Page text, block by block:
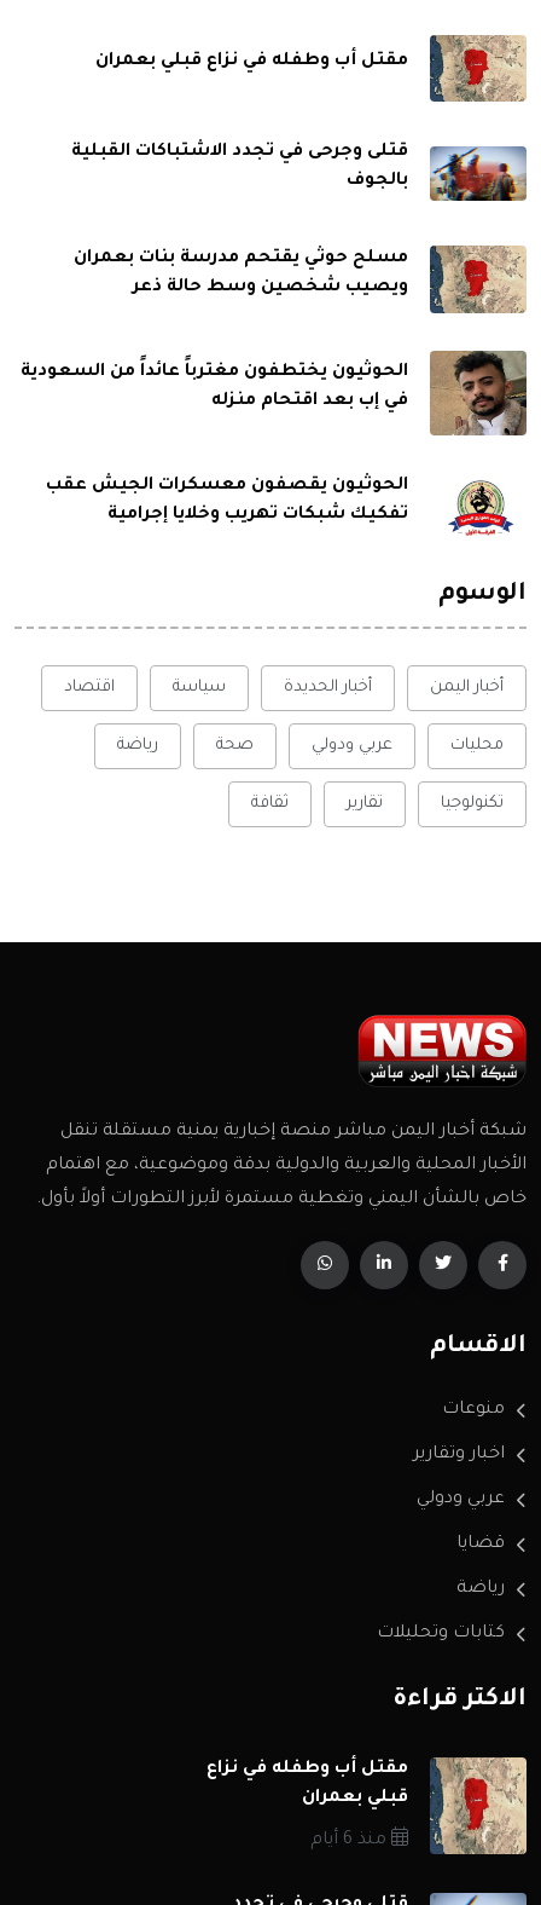
مقتل أب وطفله في نزاع قبلي بعمران
قتلى وجرحى في تجدد الاشتباكات القبلية
بالجوف
مسلح حوثي يقتحم مدرسة بنات بعمران
ويصيب شخصين وسط حالة ذعر
الحوثيون يختطفون مغترباً عائداً من السعودية
في إب بعد اقتحام منزله
الحوثيون يقصفون معسكرات الجيش عقب
تفكيك شبكات تهريب وخلايا إجرامية
الوسوم
أخبار اليمن أخبار الحديدة سياسة اقتصاد
محليات عربي ودولي صحة رياضة
تكنولوجيا تقارير ثقافة
شبكة أخبار اليمن مباشر منصة إخبارية يمنية مستقلة تنقل
الأخبار المحلية والعربية والدولية بدقة وموضوعية، مع اهتمام
خاص بالشأن اليمني وتغطية مستمرة لأبرز التطورات أولاً بأول.
الاقسام
منوعات
اخبار وتقارير
عربي ودولي
قضايا
رياضة
كتابات وتحليلات
الاكثر قراءة
مقتل أب وطفله في نزاع
قبلي بعمران
منذ 6 أيام